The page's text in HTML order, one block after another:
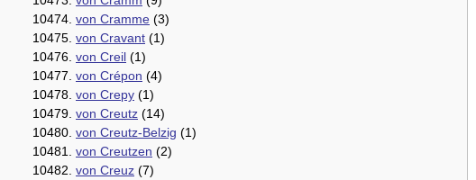
10474. von Cramme (3)
10475. von Cravant (1)
10476. von Creil (1)
10477. von Crépon (4)
10478. von Crepy (1)
10479. von Creutz (14)
10480. von Creutz-Belzig (1)
10481. von Creutzen (2)
10482. von Creuz (7)